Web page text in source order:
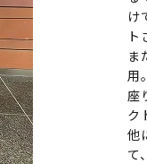
け
ト
ま
用
座
ク
他
て